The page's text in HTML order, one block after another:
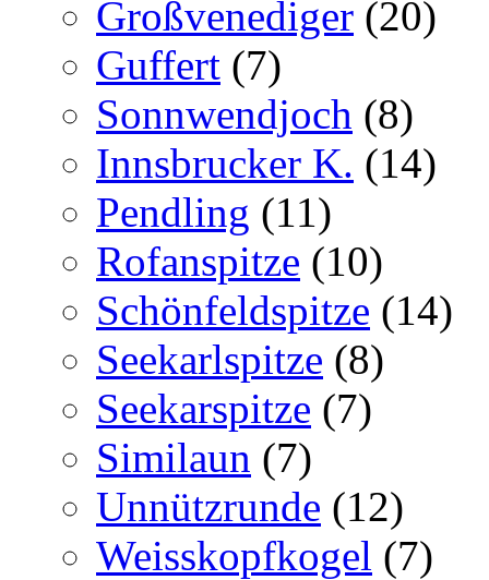
Großvenediger (20)
Guffert (7)
Sonnwendjoch (8)
Innsbrucker K. (14)
Pendling (11)
Rofanspitze (10)
Schönfeldspitze (14)
Seekarlspitze (8)
Seekarspitze (7)
Similaun (7)
Unnützrunde (12)
Weisskopfkogel (7)